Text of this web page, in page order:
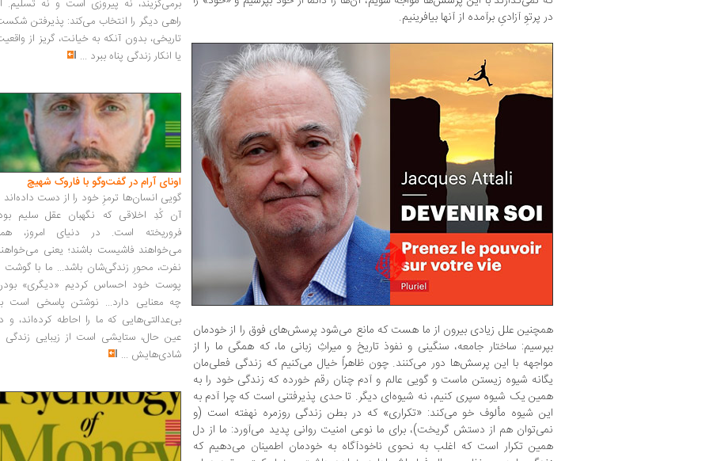
در پرتوِ آزادیِ برآمده از آنها بیافرینیم.
همچنین علل زیادی بیرون از ما هست که مانع می‌شود پرسش‌های فوق را از خودمان
بپرسیم: ساختار جامعه، سنگینی و نفوذ تاریخ و میراثِ زبانی ما، که همگی ما را از
مواجهه با این پرسش‌ها دور می‌کنند. چون ظاهراً خیال می‌کنیم که زندگی فعلی‌مان
یگانه شیوه زیستن ماست و گویی عالم و آدم چنان رقم خورده که زندگی‌ خود را به
همین یک شیوه سپری کنیم، نه شیوه‌ای دیگر. تا حدی پذیرفتنی است که چرا آدم به
این شیوه مألوف خو می‌کند: «تکراری» که در بطن زندگی روزمره نهفته است (و
نمی‌توان هم از دستش گریخت)، برای ما نوعی امنیت روانی پدید می‌آورد: ما از دل
همین تکرار است که اغلب به نحوی ناخودآگاه به خودمان اطمینان می‌دهیم که
برمی‌گزیند، نه پیروزی است و نه تسلیم.
راهی دیگر را انتخاب می‌کند: پذیرفتن
تاریخی، بدون آنکه به خیانت، گریز از
یا انکار زندگی پناه ببرد ...
اونای آرام در گفت‌وگو با فاروک شهیچ‭
گویی انسان‌ها ترمزِ خود را از دست داده‌اند
آن کُدِ اخلاقی که نگهبان عقل سلیم
فروریخته است. در دنیای امروز،
می‌خواهند فاشیست باشند؛ یعنی
نفرت، محورِ زندگی‌شان باشد... ما با گوشت
پوست خود احساس کردیم «دیگری»
چه معنایی دارد... نوشتن پاسخی است
بی‌عدالتی‌هایی که ما را احاطه کرده‌اند، و
عین حال، ستایشی است از زیبایی زندگی
شادی‌هایش ...